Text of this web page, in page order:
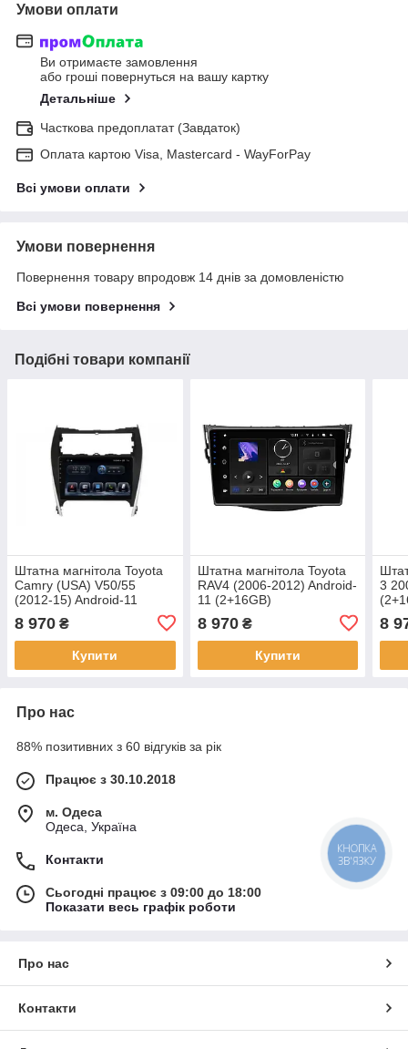
Умови оплати
Ви отримаєте замовлення
або гроші повернуться на вашу картку
Детальніше
Часткова предоплатат (Завдаток)
Оплата картою Visa, Mastercard - WayForPay
Всі умови оплати
Умови повернення
Повернення товару впродовж 14 днів за домовленістю
Всі умови повернення
Подібні товари компанії
Штатна магнітола Toyota
Camry (USA) V50/55
(2012-15) Android-11
8 970 ₴
Купити
Штатна магнітола Toyota
RAV4 (2006-2012) Android-
11 (2+16GB)
8 970₴
Купити
3
8
Про нас
88% позитивних з 60 відгуків за рік
Працює з 30.10.2018
м. Одеса
Одеса, Україна
Контакти
Сьогодні працює з 09:00 до 18:00
Показати весь графік роботи
Про нас
Контакти
КНОПКА
ЗВ'ЯЗКУ